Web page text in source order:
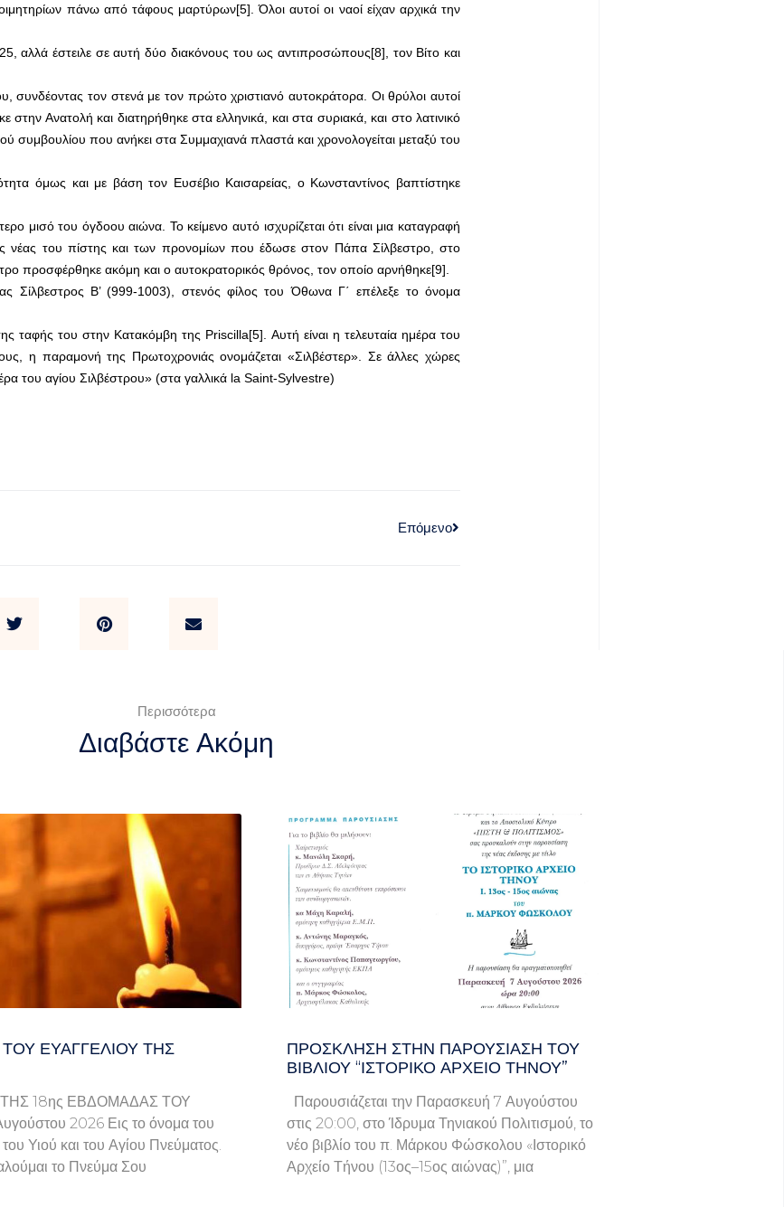
πάνω από τάφους μαρτύρων[5]. Όλοι αυτοί οι ναοί είχαν αρχικά την
αλλά έστειλε σε αυτή δύο διακόνους του ως αντιπροσώπους[8], τον Βίτο και
τον στενά με τον πρώτο χριστιανό αυτοκράτορα. Οι θρύλοι αυτοί
Ανατολή και διατηρήθηκε στα ελληνικά, και στα συριακά, και στο λατινικό
που ανήκει στα Συμμαχιανά πλαστά και χρονολογείται μεταξύ του
όμως και με βάση τον Ευσέβιο Καισαρείας, ο Κωνσταντίνος βαπτίστηκε
μισό του όγδοου αιώνα. Το κείμενο αυτό ισχυρίζεται ότι είναι μια καταγραφή
νέας του πίστης και των προνομίων που έδωσε στον Πάπα Σίλβεστρο, στο
προσφέρθηκε ακόμη και ο αυτοκρατορικός θρόνος, τον οποίο αρνήθηκε[9].
Β’ (999-1003), στενός φίλος του Όθωνα Γ΄ επέλεξε το όνομα
ταφής του στην Κατακόμβη της Priscilla[5]. Αυτή είναι η τελευταία ημέρα του
η παραμονή της Πρωτοχρονιάς ονομάζεται «Σιλβέστερ». Σε άλλες χώρες
του αγίου Σιλβέστρου» (στα γαλλικά la Saint-Sylvestre)
Επόμενο
Περισσότερα
Διαβάστε Ακόμη
ΕΥΑΓΓΕΛΊΟΥ ΤΗΣ
18ης ΕΒΔΟΜΑΔΑΣ ΤΟΥ
2026 Εις το όνομα του
Υιού και του Αγίου Πνεύματος.
το Πνεύμα Σου
ΠΡΌΣΚΛΗΣΗ ΣΤΗΝ ΠΑΡΟΥΣΊΑΣΗ ΤΟΥ
ΒΙΒΛΊΟΥ “ΙΣΤΟΡΙΚΌ ΑΡΧΕΊΟ ΤΉΝΟΥ”
Παρουσιάζεται την Παρασκευή 7 Αυγούστου
στις 20:00, στο Ίδρυμα Τηνιακού Πολιτισμού, το
νέο βιβλίο του π. Μάρκου Φώσκολου «Ιστορικό
Αρχείο Τήνου (13ος–15ος αιώνας)”, μια